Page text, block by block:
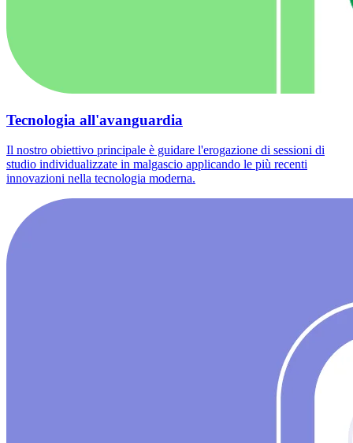
Tecnologia all'avanguardia
Il nostro obiettivo principale è guidare l'erogazione di sessioni di
studio individualizzate in malgascio applicando le più recenti
innovazioni nella tecnologia moderna.